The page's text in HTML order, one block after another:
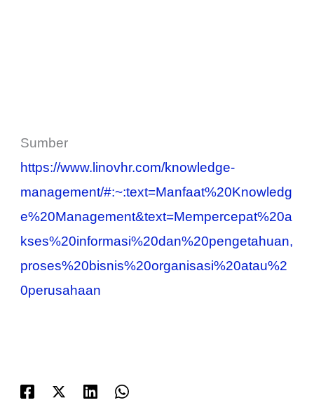
Sumber
https://www.linovhr.com/knowledge-
management/#:~:text=Manfaat%20Knowledg
e%20Management&text=Mempercepat%20a
kses%20informasi%20dan%20pengetahuan,
proses%20bisnis%20organisasi%20atau%2
0perusahaan